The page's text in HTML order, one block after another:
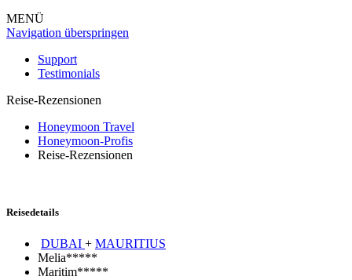
MENÜ
Navigation überspringen
Support
Testimonials
Reise-Rezensionen
Honeymoon Travel
Honeymoon-Profis
Reise-Rezensionen
Reisedetails
DUBAI + MAURITIUS
Melia*****
Maritim*****